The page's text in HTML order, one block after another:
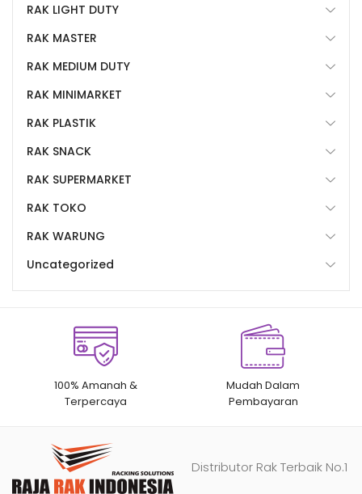
RAK LIGHT DUTY
RAK MASTER
RAK MEDIUM DUTY
RAK MINIMARKET
RAK PLASTIK
RAK SNACK
RAK SUPERMARKET
RAK TOKO
RAK WARUNG
Uncategorized
100% Amanah &
Terpercaya
Mudah Dalam
Pembayaran
Distributor Rak Terbaik No.1